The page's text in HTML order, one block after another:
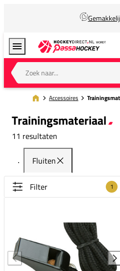
Zoek naar...
Accessoires
Trainingsmateriaal
11 resultaten
Fluiten
Filter 1